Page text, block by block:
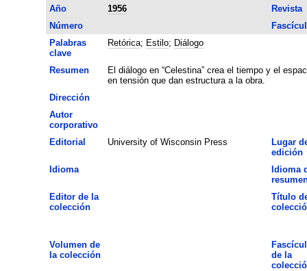
Año
1956
Revista
Número
Palabras
clave
Retórica; Estilo; Diálogo
Resumen
El diálogo en “Celestina” crea el tiempo y el
en tensión que dan estructura a la obra.
Dirección
Autor
corporativo
Editorial
University of Wisconsin Press
Lugar
edición
Idioma
Idioma
Editor de la
colección
Título
Volumen de
la colección
de la